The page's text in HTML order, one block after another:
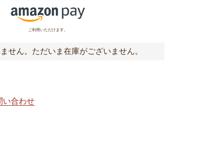
ご利用いただけます。
せん。ただいま在庫がございません。
い合わせ